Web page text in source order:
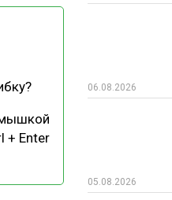
ИТОГИ МЕРОПРИЯТИЙ
+ Enter
06.08.2026
05.08.2026